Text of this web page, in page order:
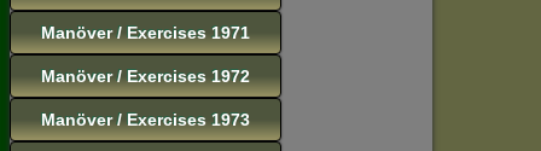
Manöver / Exercises 1971
Manöver / Exercises 1972
Manöver / Exercises 1973